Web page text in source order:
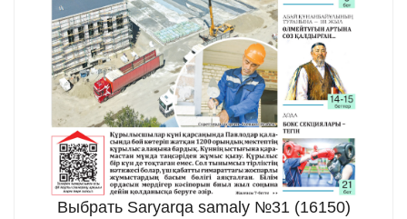
Выбрать Saryarqa samaly №31 (16150)